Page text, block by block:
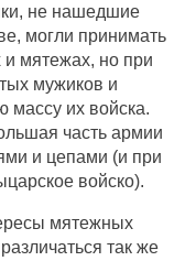
не нашедшие
могли принимать
и мятежах, но при
мужиков и
массу их войска.
часть армии
и цепами (и при
войско).
мятежных
так же